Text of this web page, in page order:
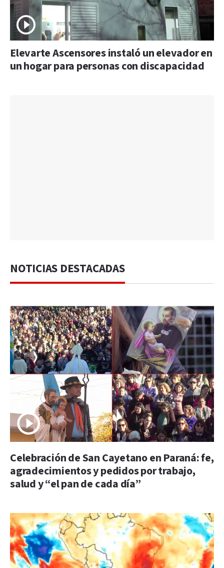
Elevarte Ascensores instaló un elevador en
un hogar para personas con discapacidad
NOTICIAS DESTACADAS
Celebración de San Cayetano en Paraná: fe,
agradecimientos y pedidos por trabajo,
salud y “el pan de cada día”